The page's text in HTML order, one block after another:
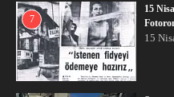
7
15
15